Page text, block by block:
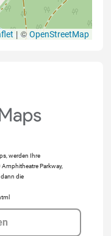
| ©OpenStreetMap
werden Ihre
Parkway,
die